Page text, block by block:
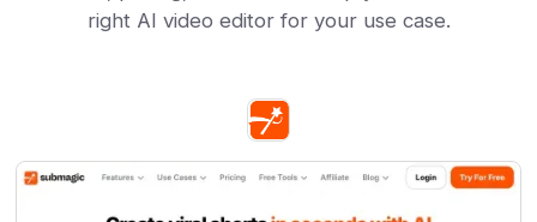
right AI video editor for your use case.